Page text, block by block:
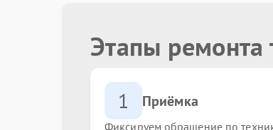
Этапы ремонта
1 Приёмка
Фиксируем обращение по